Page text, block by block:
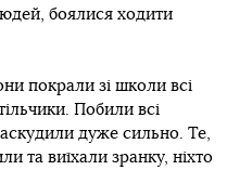
боялися ходити
покрали зі школи всі
Побили всі
дуже сильно. Те,
та виїхали зранку, ніхто